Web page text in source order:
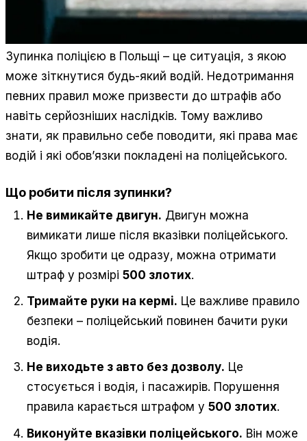
Зупинка поліцією в Польщі – це ситуація, з якою
може зіткнутися будь-який водій. Недотримання
певних правил може призвести до штрафів або
навіть серйозніших наслідків. Тому важливо
знати, як правильно себе поводити, які права має
водій і які обов’язки покладені на поліцейського.
Що робити після зупинки?
Не вимикайте двигун. Двигун можна
вимикати лише після вказівки поліцейського.
Якщо зробити це одразу, можна отримати
штраф у розмірі500 злотих.
Тримайте руки на кермі. Це важливе правило
безпеки – поліцейський повинен бачити руки
водія.
Не виходьте з авто без дозволу. Це
стосується і водія, і пасажирів. Порушення
правила карається штрафом у500 злотих.
Виконуйте вказівки поліцейського. Він може